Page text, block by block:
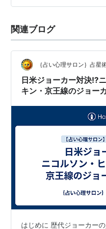
ン版の『バットマン』が
たのだが、今回改めて観直
も多くなかなか面白いで…
関連ブログ
｛占い心理サロン｝占星
日米ジョーカー対決!?
キン・京王線のジョー
はじめに 歴代ジョーカー